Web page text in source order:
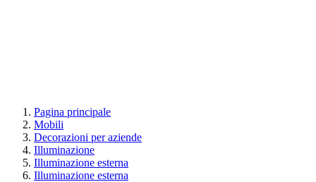
Pagina principale
Mobili
Decorazioni per aziende
Illuminazione
Illuminazione esterna
Illuminazione esterna